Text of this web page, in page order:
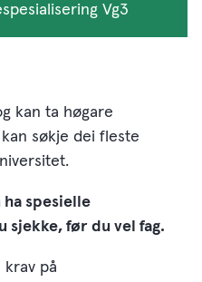
Vg3
kan ta høgare
søkje dei fleste
spesielle
sjekke, før du vel fag.
krav på